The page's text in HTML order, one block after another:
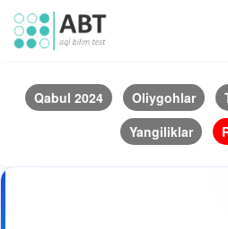
Qabul 2024 Oliygohlar
Yangiliklar